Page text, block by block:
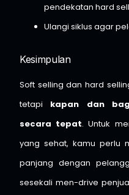
pendekatan hard
Ulangi siklus agar
Kesimpulan
Soft selling dan hard
tetapi kapan dan
secara tepat. Untuk
yang sehat, kamu perlu
panjang dengan
sesekali men-drive